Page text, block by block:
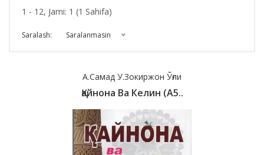
1 - 12, Jami: 1 (1 Sahifa)
Saralash: Saralanmasin
А.Самад У.Зокиржон Ўғли
Қайнона Ва Келин (А5..